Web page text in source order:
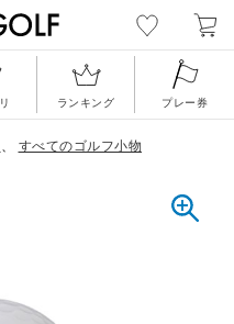
ランキング プレー券
、 すべてのゴルフ小物